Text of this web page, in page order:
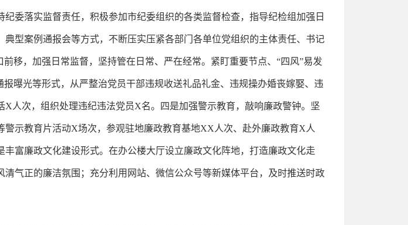
委落实监督责任，积极参加市纪委组织的各类监督检查，指导纪检组加强日
型案例通报会等方式，不断压实压紧各部门各单位党组织的主体责任、书记
移，加强日常监督，坚持管在日常、严在经常。紧盯重要节点、“四风”易发
曝光等形式，从严整治党员干部违规收送礼品礼金、违规操办婚丧嫁娶、违
人次，组织处理违纪违法党员X名。四是加强警示教育，敲响廉政警钟。坚
示教育片活动X场次，参观驻地廉政教育基地XX人次、赴外廉政教育X人
富廉政文化建设形式。在办公楼大厅设立廉政文化阵地，打造廉政文化走
气正的廉洁氛围；充分利用网站、微信公众号等新媒体平台，及时推送时政